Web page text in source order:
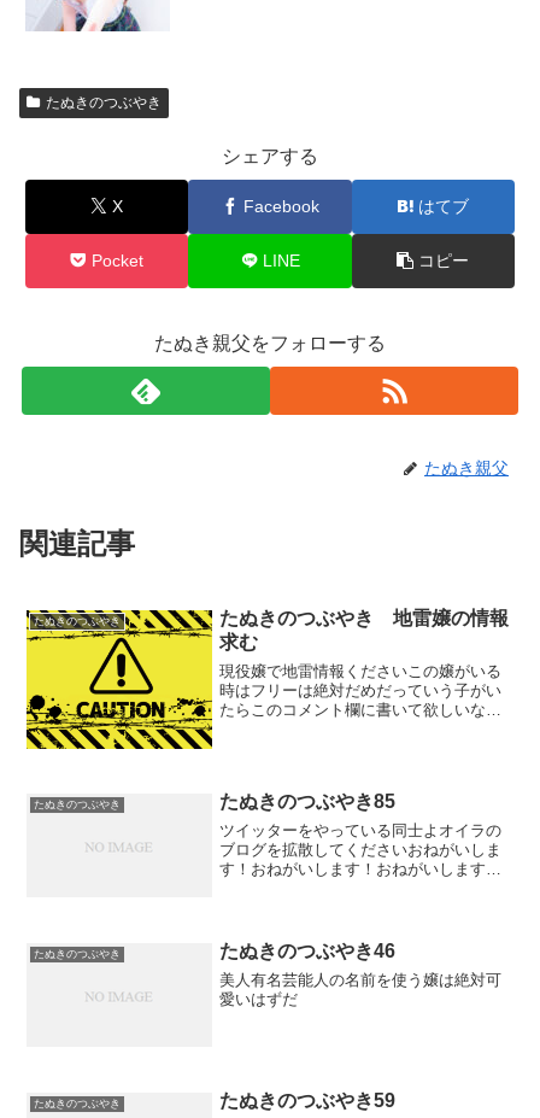
たぬきのつぶやき
シェアする
X Facebook はてブ
Pocket LINE コピー
たぬき親父をフォローする
たぬき親父
関連記事
たぬきのつぶやき
たぬきのつぶやき 地雷嬢の情報
求む
現役嬢で地雷情報くださいこの嬢がいる
時はフリーは絶対だめだっていう子がい
たらこのコメント欄に書いて欲しいな地
たぬきのつぶやき たぬきのつぶやき85
ツイッターをやっている同士よオイラの
ブログを拡散してくださいおねがいしま
す！おねがいします！おねがいします！
たぬきのつぶやき たぬきのつぶやき46
美人有名芸能人の名前を使う嬢は絶対可
愛いはずだ
たぬきのつぶやき たぬきのつぶやき59